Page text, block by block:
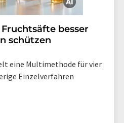
besser
schützen
eine Multimethode für vier
Einzelverfahren